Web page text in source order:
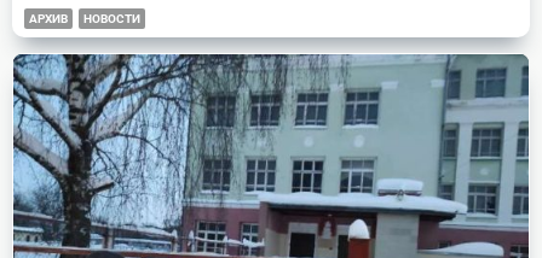
АРХИВ НОВОСТИ